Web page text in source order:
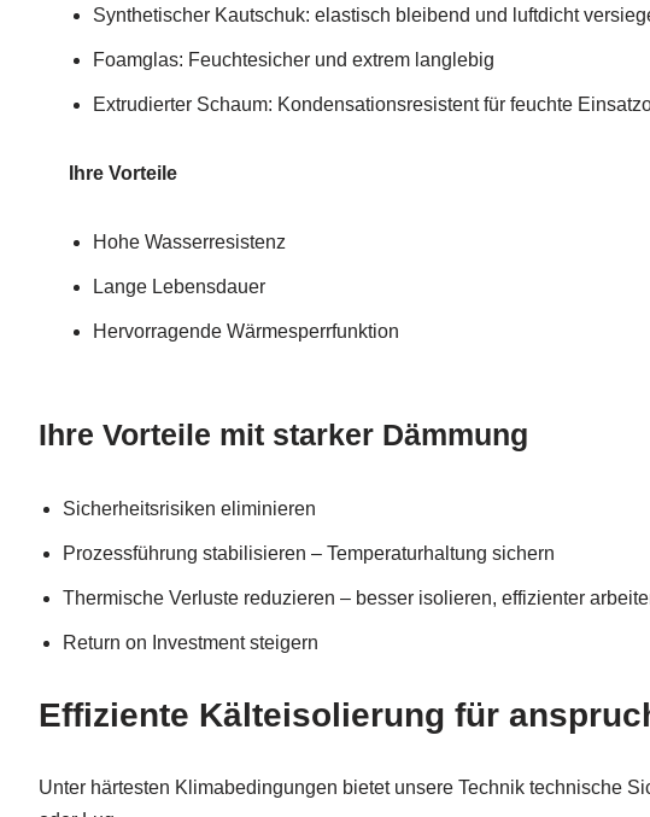
Synthetischer Kautschuk: elastisch bleibend und luftdicht
Foamglas: Feuchtesicher und extrem langlebig
Extrudierter Schaum: Kondensationsresistent für feuchte
Ihre Vorteile
Hohe Wasserresistenz
Lange Lebensdauer
Hervorragende Wärmesperrfunktion
Ihre Vorteile mit starker Dämmung
Sicherheitsrisiken eliminieren
Prozessführung stabilisieren – Temperaturhaltung sichern
Thermische Verluste reduzieren – besser isolieren, effizienter
Return on Investment steigern
Effiziente Kälteisolierung für
Unter härtesten Klimabedingungen bietet unsere Technik technische